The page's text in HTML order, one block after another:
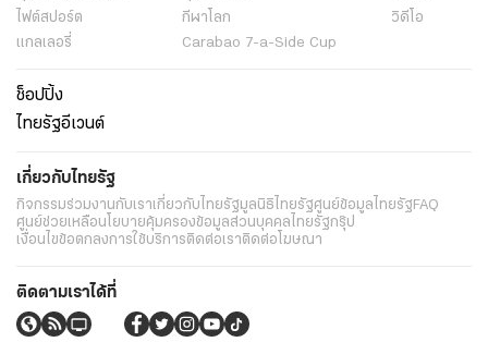
ไฟต์สปอร์ต
กีฬาโลก
วิดีโอ
แกลเลอรี่
Carabao 7-a-Side Cup
ช็อปปิ้ง
ไทยรัฐอีเวนต์
เกี่ยวกับไทยรัฐ
กิจกรรมร่วมงานกับเราเกี่ยวกับไทยรัฐมูลนิธิไทยรัฐศูนย์ข้อมูลไทยรัฐFAQ
ศูนย์ช่วยเหลือนโยบายคุ้มครองข้อมูลส่วนบุคคลไทยรัฐกรุ๊ป
เงื่อนไขข้อตกลงการใช้บริการติดต่อเราติดต่อโฆษณา
ติดตามเราได้ที่